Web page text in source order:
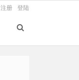
登陆
注册